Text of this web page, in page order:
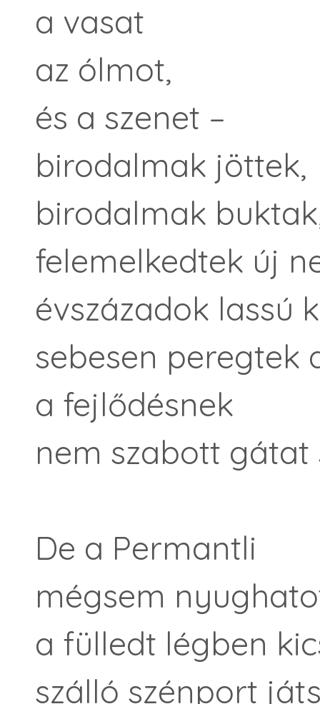
a vasat
az ólmot,
és a szenet –
birodalmak jöttek,
birodalmak
felemelkedtek új
évszázadok lassú
sebesen peregtek
a fejlődésnek
nem szabott gátat
De a Permantli
mégsem
a fülledt légben
szálló szénport